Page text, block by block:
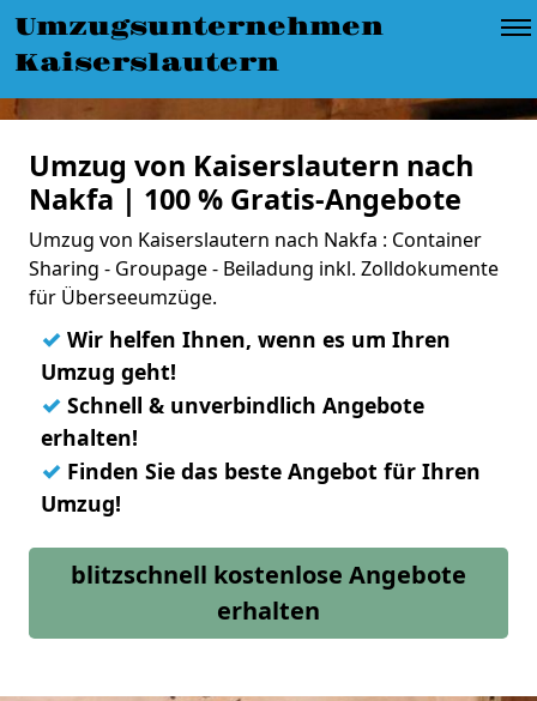
Umzugsunternehmen
Kaiserslautern
Umzug von Kaiserslautern nach
Nakfa | 100 % Gratis-Angebote
Umzug von Kaiserslautern nach Nakfa : Container
Sharing - Groupage - Beiladung inkl. Zolldokumente
für Überseeumzüge.
✓ Wir helfen Ihnen, wenn es um Ihren
Umzug geht!
✓ Schnell & unverbindlich Angebote
erhalten!
✓ Finden Sie das beste Angebot für Ihren
Umzug!
blitzschnell kostenlose Angebote
erhalten